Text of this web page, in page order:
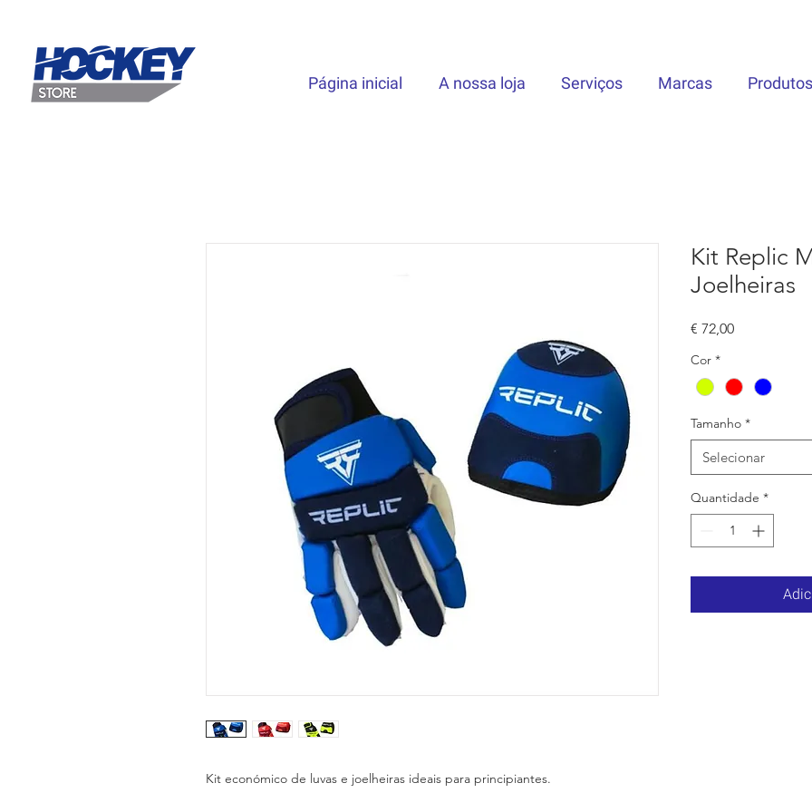
Página inicial A nossa loja Serviços Marcas Produtos
Kit económico de luvas e joelheiras ideais para principiantes.
Kit Replic
Joelheiras
€ 72,00Preço
Cor *
Tamanho *
Selecionar
Quantidade *